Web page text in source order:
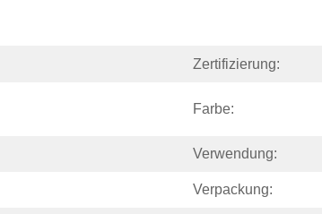
Zertifizierung:
Farbe:
Verwendung:
Verpackung: